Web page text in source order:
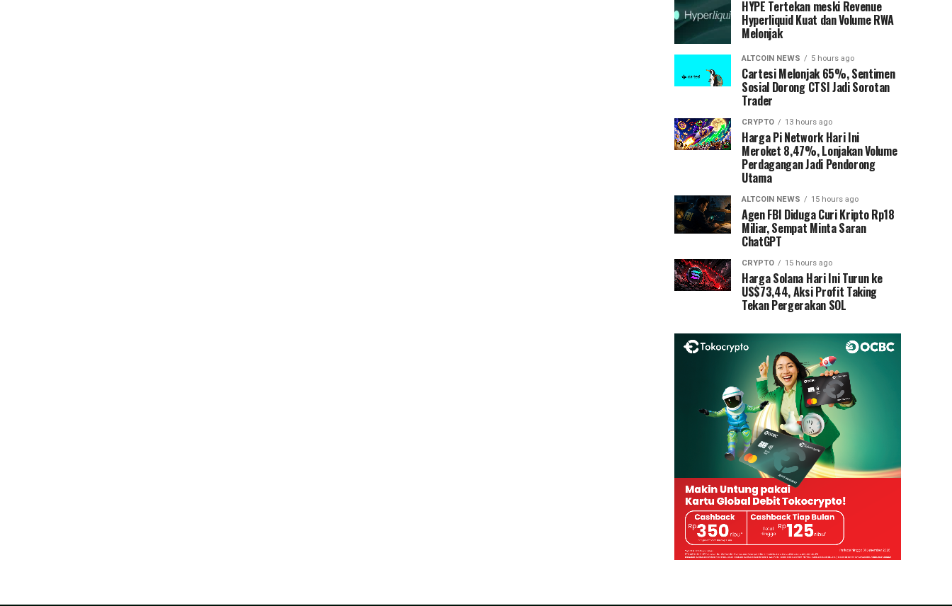
HYPE Tertekan meski Revenue
Hyperliquid Kuat dan Volume RWA
Melonjak
ALTCOIN NEWS 5 hours ago
Cartesi Melonjak 65%, Sentimen
Sosial Dorong CTSI Jadi Sorotan
Trader
CRYPTO 13 hours ago
Harga Pi Network Hari Ini
Meroket 8,47%, Lonjakan Volume
Perdagangan Jadi Pendorong
Utama
ALTCOIN NEWS 15 hours ago
Agen FBI Diduga Curi Kripto Rp18
Miliar, Sempat Minta Saran
ChatGPT
CRYPTO 15 hours ago
Harga Solana Hari Ini Turun ke
US$73,44, Aksi Profit Taking
Tekan Pergerakan SOL